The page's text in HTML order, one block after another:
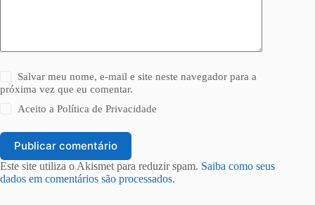
Salvar meu nome, e-mail e site neste navegador para a
próxima vez que eu comentar.
Aceito aPolítica de Privacidade
Publicar comentário
Este site utiliza o Akismet para reduzir spam. Saiba como seus
dados em comentários são processados.